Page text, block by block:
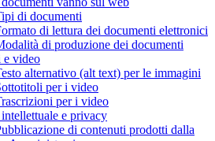
di documenti
di lettura dei documenti elettronici
di produzione dei documenti
e video
alternativo (alt text) per le immagini
per i video
per i video
e privacy
di contenuti prodotti dalla